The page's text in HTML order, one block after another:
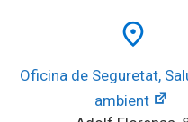
place
Oficina de Seguretat,
ambient